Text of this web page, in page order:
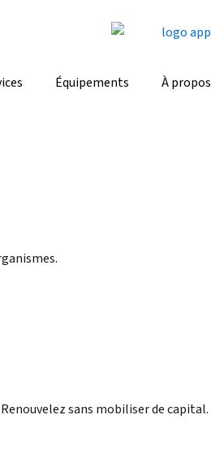
Équipements À propos
sans mobiliser de capital.